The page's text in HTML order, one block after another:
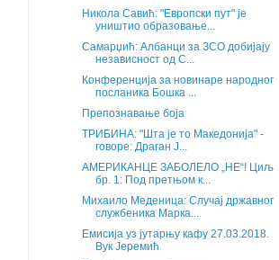
Никола Савић: "Европски пут" је
уништио образовање...
Самарџић: Албанци за ЗСО добијају
независност од С...
Конференција за новинаре народног
посланика Бошка ...
Препознавање боја
ТРИБИНА: "Шта је то Македонија" -
говоре: Драган Ј...
АМЕРИКАНЦЕ ЗАБОЛЕЛО „НЕ“! Циљ
бр. 1: Под претњом к...
Михаило Меденица: Случај државног
службеника Марка...
Емисија уз јутарњу кафу 27.03.2018.
Вук Јеремић